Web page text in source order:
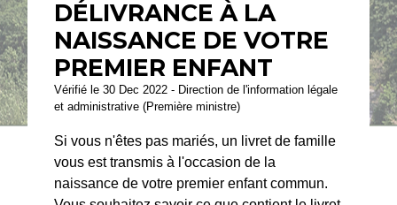
DÉLIVRANCE À LA
NAISSANCE DE VOTRE
PREMIER ENFANT
Vérifié le 30 Dec 2022 - Direction de l'information légale
et administrative (Première ministre)
Si vous n'êtes pas mariés, un livret de famille
vous est transmis à l'occasion de la
naissance de votre premier enfant commun.